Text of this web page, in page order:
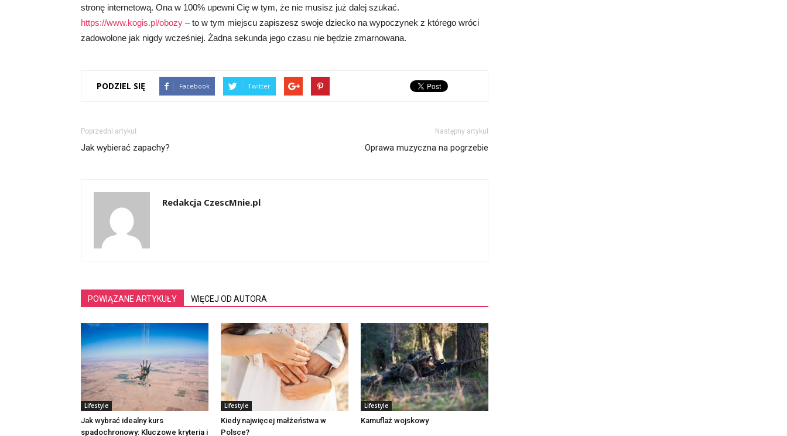
stronę internetową. Ona w 100% upewni Cię w tym, że nie musisz już dalej szukać.
https://www.kogis.pl/obozy – to w tym miejscu zapiszesz swoje dziecko na wypoczynek z którego wróci
zadowolone jak nigdy wcześniej. Żadna sekunda jego czasu nie będzie zmarnowana.
PODZIEL SIĘ Facebook Twitter
Poprzedni artykuł
Jak wybierać zapachy?
Następny artykuł
Oprawa muzyczna na pogrzebie
Redakcja CzescMnie.pl
POWIĄZANE ARTYKUŁY WIĘCEJ OD AUTORA
Lifestyle
Jak wybrać idealny kurs
spadochronowy: Kluczowe kryteria i
Lifestyle
Kiedy najwięcej małżeństwa w
Polsce?
Lifestyle
Kamuflaż wojskowy